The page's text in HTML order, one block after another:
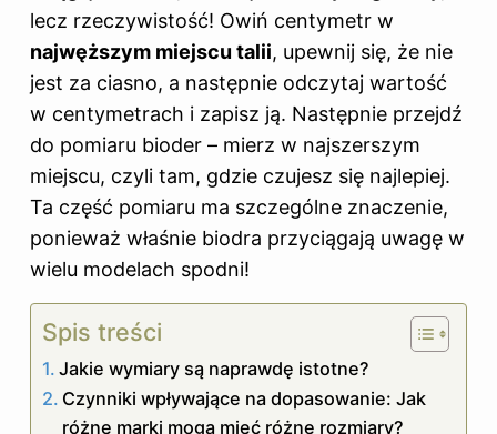
lecz rzeczywistość! Owiń centymetr w
najwęższym miejscu talii, upewnij się, że nie
jest za ciasno, a następnie odczytaj wartość
w centymetrach i zapisz ją. Następnie przejdź
do pomiaru bioder – mierz w najszerszym
miejscu, czyli tam, gdzie czujesz się najlepiej.
Ta część pomiaru ma szczególne znaczenie,
ponieważ właśnie biodra przyciągają uwagę w
wielu modelach spodni!
Spis treści
Jakie wymiary są naprawdę istotne?
Czynniki wpływające na dopasowanie: Jak
różne marki mogą mieć różne rozmiary?